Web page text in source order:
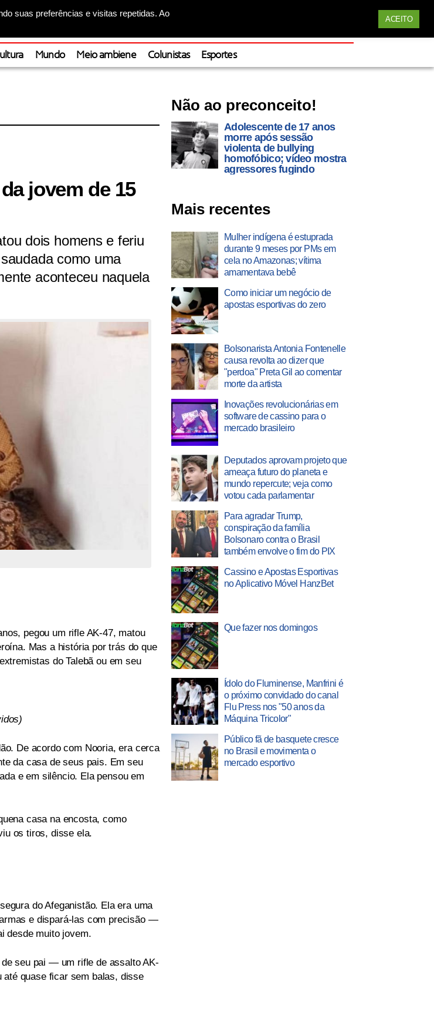
suas preferências e visitas repetidas. Ao
ACEITO
Mundo Meio ambiene Colunistas Esportes
jovem de 15
dois homens e feriu
como uma
aconteceu naquela
pegou um rifle AK-47, matou
Mas a história por trás do que
do Talebã ou em seu
De acordo com Nooria, era cerca
da casa de seus pais. Em seu
e em silêncio. Ela pensou em
casa na encosta, como
os tiros, disse ela.
do Afeganistão. Ela era uma
e dispará-las com precisão —
desde muito jovem.
seu pai — um rifle de assalto AK-
quase ficar sem balas, disse
Não ao preconceito!
Adolescente de 17 anos
morre após sessão
violenta de bullying
homofóbico; vídeo mostra
agressores fugindo
Mais recentes
Mulher indígena é estuprada
durante 9 meses por PMs em
cela no Amazonas; vítima
amamentava bebê
Como iniciar um negócio de
apostas esportivas do zero
Bolsonarista Antonia Fontenelle
causa revolta ao dizer que
"perdoa" Preta Gil ao comentar
morte da artista
Inovações revolucionárias em
software de cassino para o
mercado brasileiro
Deputados aprovam projeto que
ameaça futuro do planeta e
mundo repercute; veja como
votou cada parlamentar
Para agradar Trump,
conspiração da família
Bolsonaro contra o Brasil
também envolve o fim do PIX
Cassino e Apostas Esportivas
no Aplicativo Móvel HanzBet
Que fazer nos domingos
Ídolo do Fluminense, Manfrini é
o próximo convidado do canal
Flu Press nos "50 anos da
Máquina Tricolor"
Público fã de basquete cresce
no Brasil e movimenta o
mercado esportivo